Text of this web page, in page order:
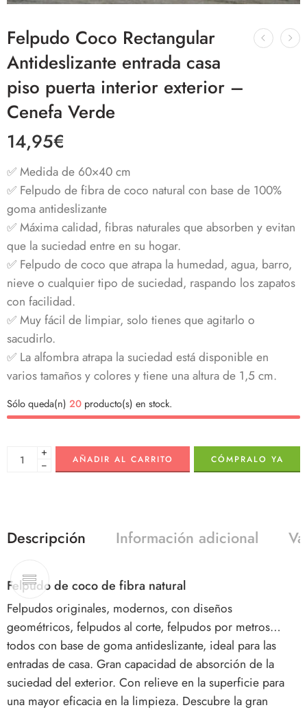
Felpudo Coco Rectangular
Antideslizante entrada casa
piso puerta interior exterior –
Cenefa Verde
14,95€
✅ Medida de 60×40 cm
✅ Felpudo de fibra de coco natural con base de 100%
goma antideslizante
✅ Máxima calidad, fibras naturales que absorben y evitan
que la suciedad entre en su hogar.
✅ Felpudo de coco que atrapa la humedad, agua, barro,
nieve o cualquier tipo de suciedad, raspando los zapatos
con facilidad.
✅ Muy fácil de limpiar, solo tienes que agitarlo o
sacudirlo.
✅ La alfombra atrapa la suciedad está disponible en
varios tamaños y colores y tiene una altura de 1,5 cm.
Sólo queda(n) 20 producto(s) en stock.
+
−
AÑADIR AL CARRITO CÓMPRALO YA
Descripción Información adicional
Felpudo de coco de fibra natural
Felpudos originales, modernos, con diseños
geométricos, felpudos al corte, felpudos por metros…
todos con base de goma antideslizante, ideal para las
entradas de casa. Gran capacidad de absorción de la
suciedad del exterior. Con relieve en la superficie para
una mayor eficacia en la limpieza. Descubre la gran